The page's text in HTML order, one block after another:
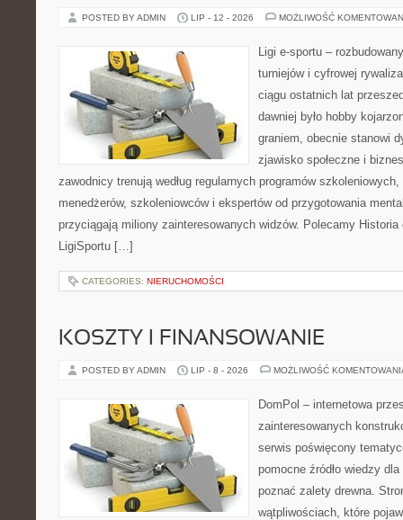
POSTED BY ADMIN LIP - 12 - 2026 MOŻLIWOŚĆ
Ligi e-sportu –
turniejów i cyfrowej
ciągu ostatnich lat
dawniej było hobby
graniem, obecnie stanowi
zjawisko społeczne i
zawodnicy trenują według regularnych programów
menedżerów, szkoleniowców i ekspertów od przygotowania
przyciągają miliony zainteresowanych widzów. Polecamy
LigiSportu […]
CATEGORIES: NIERUCHOMOŚCI
KOSZTY I FINANSOWANIE
POSTED BY ADMIN LIP - 8 - 2026 MOŻLIWOŚĆ
DomPol – internetowa
zainteresowanych
serwis poświęcony
pomocne źródło wiedzy
poznać zalety drewna.
wątpliwościach, które